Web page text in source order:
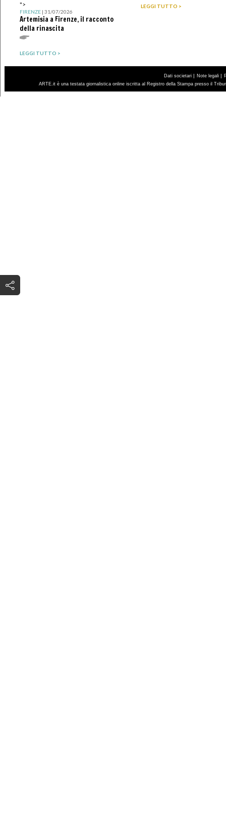
">
FIRENZE| 31/07/2026
Artemisia a Firenze, il racconto
della rinascita
LEGGI TUTTO >
LEGGI TUTTO >
Dati societari | Note legali |
ARTE.it è una testata giornalistica online iscritta al Registro della Stampa presso il